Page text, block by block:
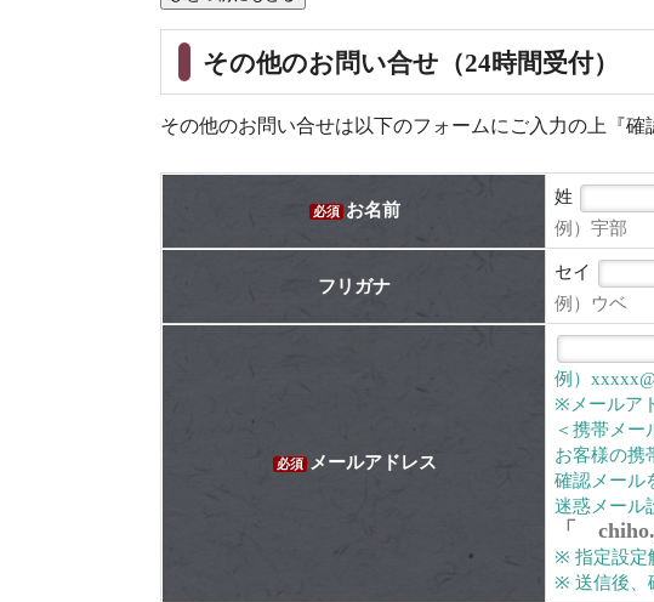
その他のお問い合せ（24時間受付）
その他のお問い合せは以下のフォームにご入力の上『確
必須 お名前
姓
例）宇
フリガナ
セイ
例）ウ
必須 メールアドレス
例）
※メールア
＜携帯メー
お客様の携
確認メール
迷惑メール
「
※ 指定設定
※ 送信後、